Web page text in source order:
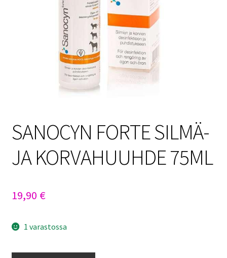
Toimitusehdot
SANOCYN FORTE SILMÄ-
JA KORVAHUUHDE 75ML
19,90 €
1 varastossa